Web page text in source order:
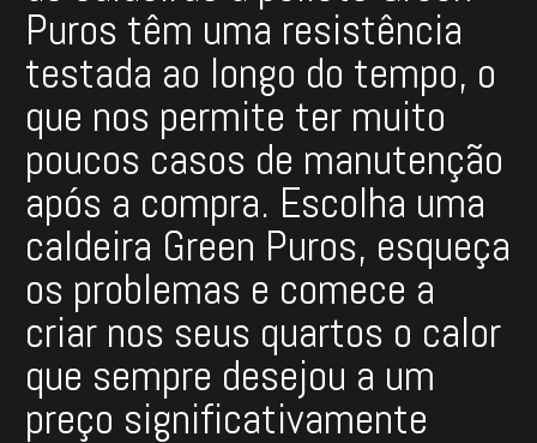
Puros têm uma resistência
testada ao longo do tempo, o
que nos permite ter muito
poucos casos de manutenção
após a compra. Escolha uma
caldeira Green Puros, esqueça
os problemas e comece a
criar nos seus quartos o calor
que sempre desejou a um
preço significativamente